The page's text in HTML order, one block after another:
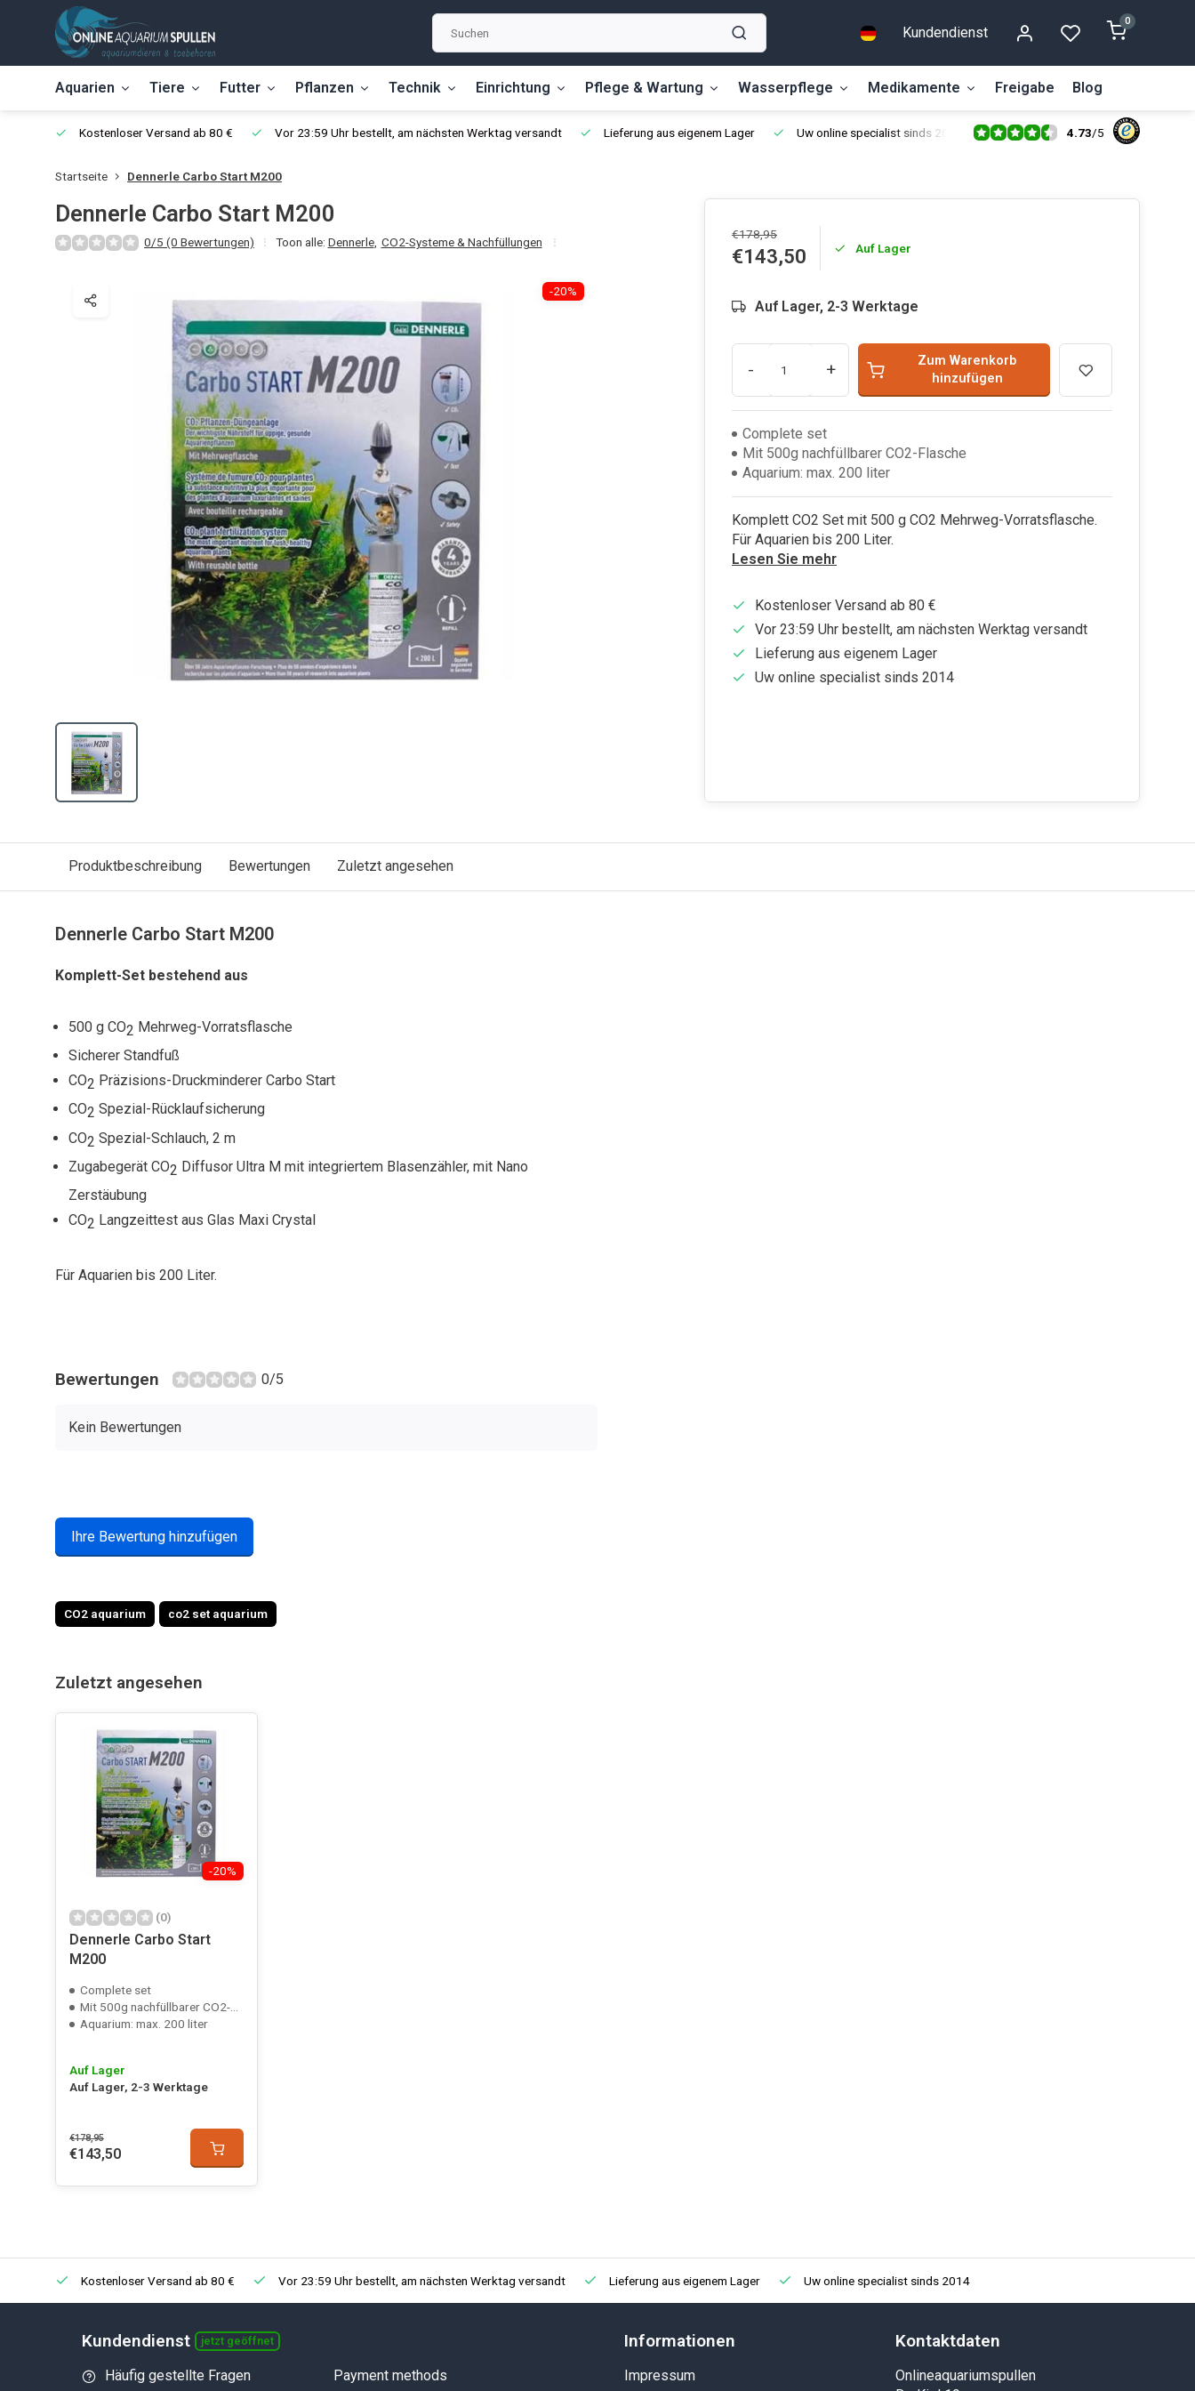
Kundendienst
0
Aquarien Tiere Futter Pflanzen Technik Einrichtung Pflege & Wartung Wasserpflege Medikamente Freigabe Blog
Kostenloser Versand ab 80 € Vor 23:59 Uhr bestellt, am nächsten Werktag versandt Lieferung aus eigenem Lager Uw online specialist sinds 2014 4.73/5
Startseite Dennerle Carbo Start M200
Dennerle Carbo Start M200
0/5 (0 Bewertungen) Toon alle: Dennerle, CO2-Systeme & Nachfüllungen
-20%
€178,95
€143,50 Auf Lager
Auf Lager, 2-3 Werktage
- +
Zum Warenkorb
hinzufügen
Complete set
Mit 500g nachfüllbarer CO2-Flasche
Aquarium: max. 200 liter
Komplett CO2 Set mit 500 g CO2 Mehrweg-Vorratsflasche.
Für Aquarien bis 200 Liter.
Lesen Sie mehr
Kostenloser Versand ab 80 €
Vor 23:59 Uhr bestellt, am nächsten Werktag versandt
Lieferung aus eigenem Lager
Uw online specialist sinds 2014
Produktbeschreibung Bewertungen Zuletzt angesehen
Dennerle Carbo Start M200
Komplett-Set bestehend aus
500 g CO2 Mehrweg-Vorratsflasche
Sicherer Standfuß
CO2 Präzisions-Druckminderer Carbo Start
CO2 Spezial-Rücklaufsicherung
CO2 Spezial-Schlauch, 2 m
Zugabegerät CO2 Diffusor Ultra M mit integriertem Blasenzähler, mit Nano
Zerstäubung
CO2 Langzeittest aus Glas Maxi Crystal
Für Aquarien bis 200 Liter.
Bewertungen 0/5
Kein Bewertungen
Ihre Bewertung hinzufügen
CO2 aquarium co2 set aquarium
Zuletzt angesehen
-20%
(0)
Dennerle Carbo Start
M200
Complete set
Mit 500g nachfüllbarer CO2-Flasche
Aquarium: max. 200 liter
Auf Lager
Auf Lager, 2-3 Werktage
€178,95
€143,50
Kostenloser Versand ab 80 € Vor 23:59 Uhr bestellt, am nächsten Werktag versandt Lieferung aus eigenem Lager Uw online specialist sinds 2014
Kundendienst jetzt geöffnet
Häufig gestellte Fragen Payment methods
Informationen
Impressum
Kontaktdaten
Onlineaquariumspullen